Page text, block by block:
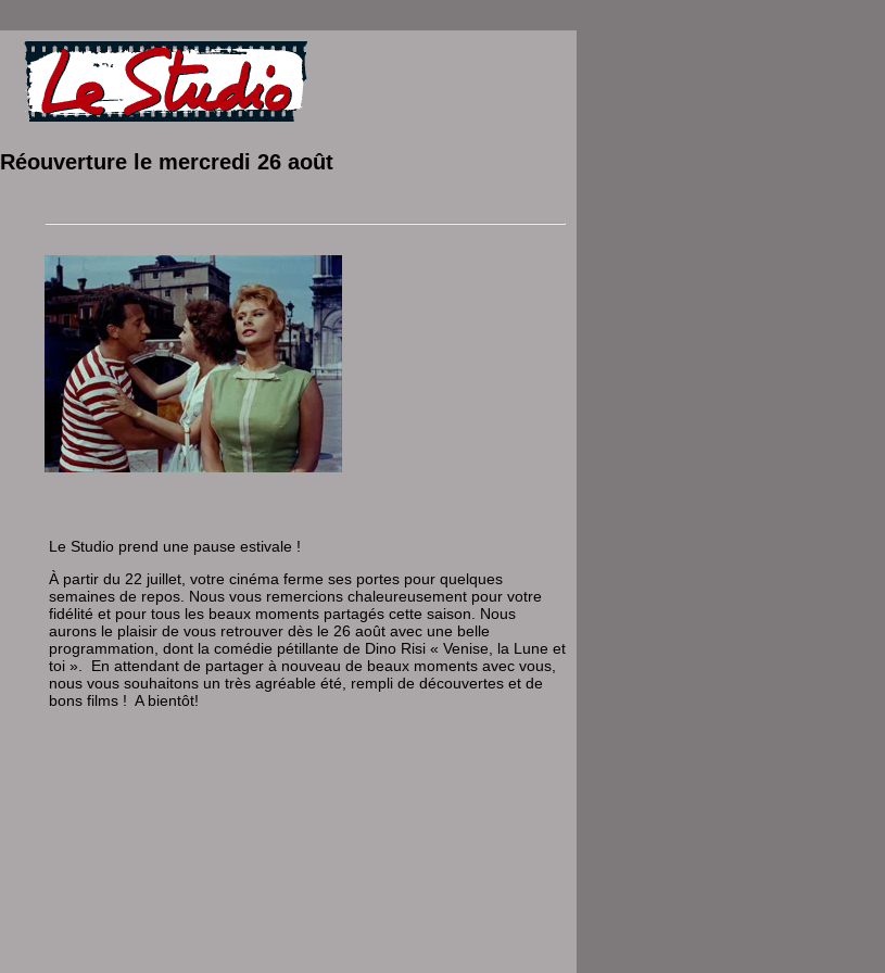
Réouverture le mercredi 26 août
Le Studio prend une pause estivale !
À partir du 22 juillet, votre cinéma ferme ses portes pour quelques
semaines de repos. Nous vous remercions chaleureusement pour votre
fidélité et pour tous les beaux moments partagés cette saison. Nous
aurons le plaisir de vous retrouver dès le 26 août avec une belle
programmation, dont la comédie pétillante de Dino Risi « Venise, la Lune et
toi ». En attendant de partager à nouveau de beaux moments avec vous,
nous vous souhaitons un très agréable été, rempli de découvertes et de
bons films ! A bientôt!